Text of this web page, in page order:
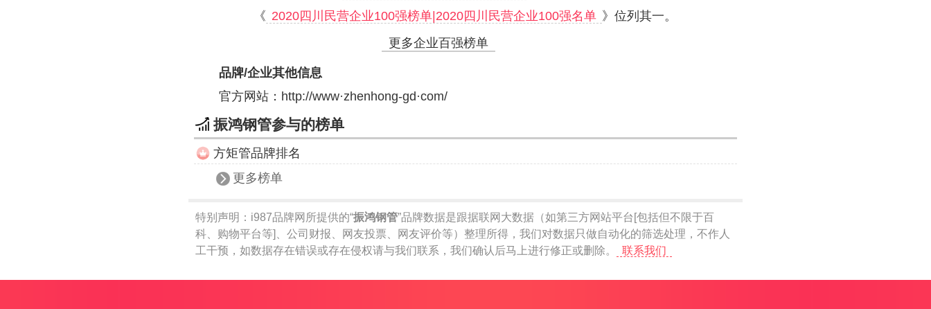
《 2020四川民营企业100强榜单|2020四川民营企业100强名单 》位列其一。
更多企业百强榜单
品牌/企业其他信息
官方网站： http://www·zhenhong-gd·com/
振鸿钢管参与的榜单
方矩管品牌排名
更多榜单
特别声明： i987品牌网所提供的“振鸿钢管”品牌数据是跟据联网大数据（如第三方网站平台[包括但不限于百
科、购物平台等]、公司财报、网友投票、网友评价等）整理所得，我们对数据只做自动化的筛选处理，不作人
工干预，如数据存在错误或存在侵权请与我们联系，我们确认后马上进行修正或删除。
联系我们